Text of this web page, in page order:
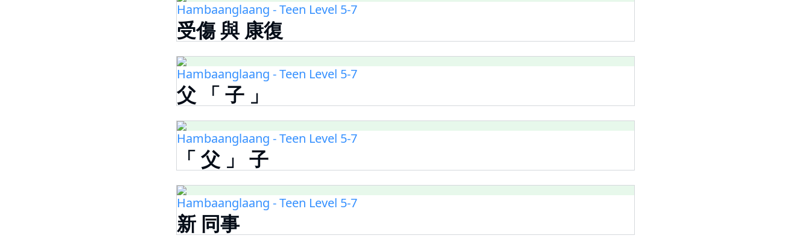
Hambaanglaang - Teen Level 5-7
受傷 與 康復
Hambaanglaang - Teen Level 5-7
父 「 子 」
Hambaanglaang - Teen Level 5-7
「 父 」 子
Hambaanglaang - Teen Level 5-7
新 同事